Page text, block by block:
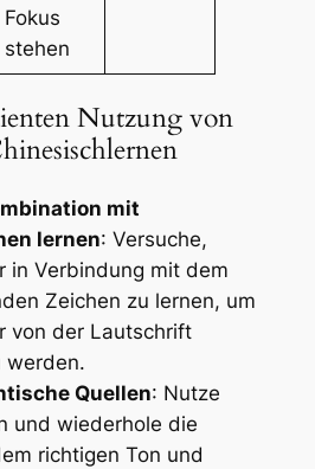
Fokus
stehen
Nutzung von
mit
lernen: Versuche,
in Verbindung mit dem
Zeichen zu lernen, um
von der Lautschrift
werden.
Quellen: Nutze
und wiederhole die
richtigen Ton und